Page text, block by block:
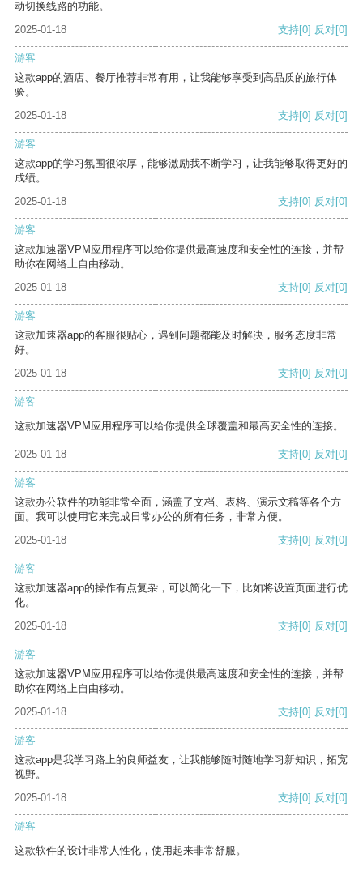
动切换线路的功能。
2025-01-18
支持[0] 反对[0]
游客
这款app的酒店、餐厅推荐非常有用，让我能够享受到高品质的旅行体
验。
2025-01-18
支持[0] 反对[0]
游客
这款app的学习氛围很浓厚，能够激励我不断学习，让我能够取得更好的
成绩。
2025-01-18
支持[0] 反对[0]
游客
这款加速器VPM应用程序可以给你提供最高速度和安全性的连接，并帮
助你在网络上自由移动。
2025-01-18
支持[0] 反对[0]
游客
这款加速器app的客服很贴心，遇到问题都能及时解决，服务态度非常
好。
2025-01-18
支持[0] 反对[0]
游客
这款加速器VPM应用程序可以给你提供全球覆盖和最高安全性的连接。
2025-01-18 支持[0] 反对[0]
游客
这款办公软件的功能非常全面，涵盖了文档、表格、演示文稿等各个方
面。我可以使用它来完成日常办公的所有任务，非常方便。
2025-01-18
支持[0] 反对[0]
游客
这款加速器app的操作有点复杂，可以简化一下，比如将设置页面进行优
化。
2025-01-18
支持[0] 反对[0]
游客
这款加速器VPM应用程序可以给你提供最高速度和安全性的连接，并帮
助你在网络上自由移动。
2025-01-18
支持[0] 反对[0]
游客
这款app是我学习路上的良师益友，让我能够随时随地学习新知识，拓宽
视野。
2025-01-18
支持[0] 反对[0]
游客
这款软件的设计非常人性化，使用起来非常舒服。